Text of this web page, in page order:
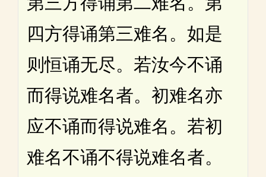
四方得诵第三难名。如是
则恒诵无尽。若汝今不诵
而得说难名者。初难名亦
应不诵而得说难名。若初
难名不诵不得说难名者。